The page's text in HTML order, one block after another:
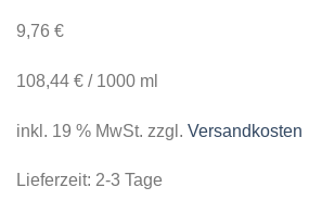
9,76 €
108,44 € / 1000 ml
inkl. 19 % MwSt. zzgl. Versandkosten
Lieferzeit: 2-3 Tage